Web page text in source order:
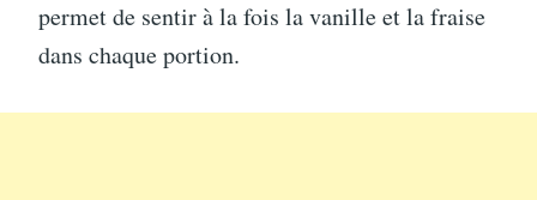
permet de sentir à la fois la vanille et la fraise
dans chaque portion.